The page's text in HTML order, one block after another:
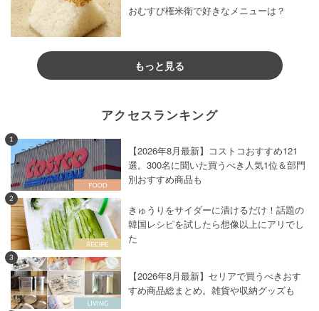
おむすび権米衛で好きなメニューは？
もっと見る
アクセスランキング
1
【2026年8月最新】コストコおすすめ121
選。300名に聞いた買うべき人気1位＆部門
別おすすめ商品も
2
きゅうりをサイダーに漬けるだけ！話題の
韓国レシピを試したら想像以上にアリでし
た
3
【2026年8月最新】セリアで買うべきおす
すめ商品総まとめ。雑貨や収納グッズも